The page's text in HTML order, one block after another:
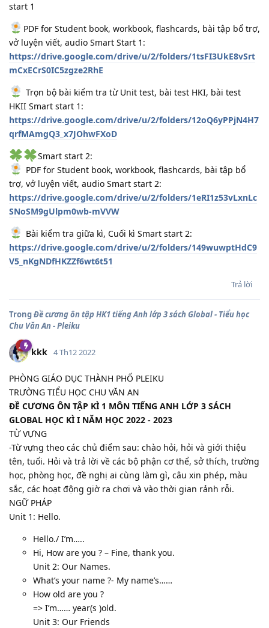
start 1
PDF for Student book, workbook, flashcards, bài tập bổ trợ,
vở luyện viết, audio Smart Start 1:
https://drive.google.com/drive/u/2/folders/1tsFI3UkE8vSrt
mCxECrS0IC5zgze2RhE
Trọn bộ bài kiểm tra từ Unit test, bài test HKI, bài test
HKII Smart start 1:
https://drive.google.com/drive/u/2/folders/12oQ6yPPjN4H7
qrfMAmgQ3_x7JOhwFXoD
Smart start 2:
PDF for Student book, workbook, flashcards, bài tập bổ
trợ, vở luyện viết, audio Smart start 2:
https://drive.google.com/drive/u/2/folders/1eRI1z53vLxnLc
SNoSM9gUlpm0wb-mVVW
Bài kiểm tra giữa kì, Cuối kì Smart start 2:
https://drive.google.com/drive/u/2/folders/149wuwptHdC9
V5_nKgNDfHKZZf6wt6t51
Trả lời
TrongĐề cương ôn tập HK1 tiếng Anh lớp 3 sách Global - Tiểu học
Chu Văn An - Pleiku
kkk 4 Th12 2022
PHÒNG GIÁO DỤC THÀNH PHỐ PLEIKU
TRƯỜNG TIỂU HỌC CHU VĂN AN
ĐỀ CƯƠNG ÔN TẬP KÌ 1 MÔN TIẾNG ANH LỚP 3 SÁCH
GLOBAL HỌC KÌ I NĂM HỌC 2022 - 2023
TỪ VỰNG
-Từ vựng theo các chủ điểm sau: chào hỏi, hỏi và giới thiệu
tên, tuổi. Hỏi và trả lời về các bộ phận cơ thể, sở thích, trường
học, phòng học, đề nghị ai cùng làm gì, câu xin phép, màu
sắc, các hoạt động giờ ra chơi và vào thời gian rảnh rỗi.
NGỮ PHÁP
Unit 1: Hello.
Hello./ I’m…..
Hi, How are you ? – Fine, thank you.
Unit 2: Our Names.
What’s your name ?- My name’s……
How old are you ?
=> I’m…… year(s )old.
Unit 3: Our Friends